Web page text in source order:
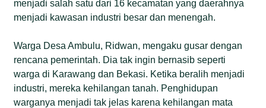
menjadi salah satu dari 16 kecamatan yang daerahnya
menjadi kawasan industri besar dan menengah.
Warga Desa Ambulu, Ridwan, mengaku gusar dengan
rencana pemerintah. Dia tak ingin bernasib seperti
warga di Karawang dan Bekasi. Ketika beralih menjadi
industri, mereka kehilangan tanah. Penghidupan
warganya menjadi tak jelas karena kehilangan mata